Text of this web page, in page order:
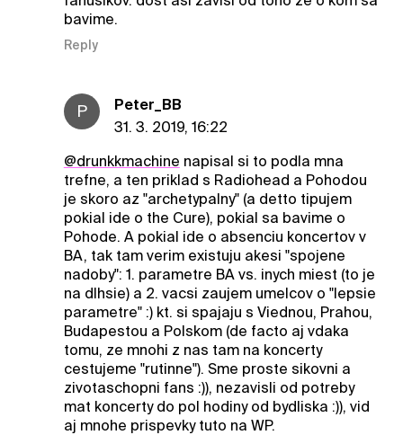
bavime.
Reply
P
Peter_BB
31. 3. 2019, 16:22
@drunkkmachine napisal si to podla mna
trefne, a ten priklad s Radiohead a Pohodou
je skoro az "archetypalny" (a detto tipujem
pokial ide o the Cure), pokial sa bavime o
Pohode. A pokial ide o absenciu koncertov v
BA, tak tam verim existuju akesi "spojene
nadoby": 1. parametre BA vs. inych miest (to je
na dlhsie) a 2. vacsi zaujem umelcov o "lepsie
parametre" :) kt. si spajaju s Viednou, Prahou,
Budapestou a Polskom (de facto aj vdaka
tomu, ze mnohi z nas tam na koncerty
cestujeme "rutinne"). Sme proste sikovni a
zivotaschopni fans :)), nezavisli od potreby
mat koncerty do pol hodiny od bydliska :)), vid
aj mnohe prispevky tuto na WP.